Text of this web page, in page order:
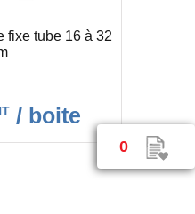
0
fixe tube 16 à 32
/ boite